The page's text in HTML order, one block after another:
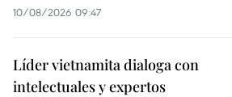
10/08/2026 09:47
Líder vietnamita dialoga con
intelectuales y expertos